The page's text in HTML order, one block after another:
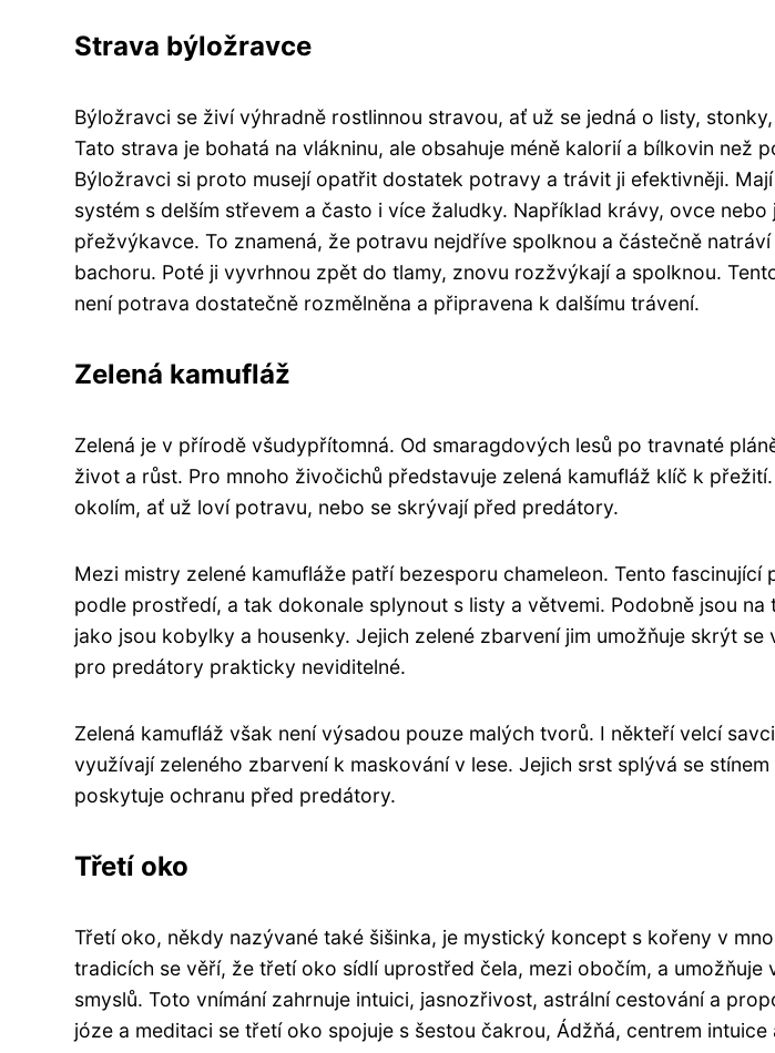
Strava býložravce
Býložravci se živí výhradně rostlinnou stravou, ať už se jedná o listy,
Tato strava je bohatá na vlákninu, ale obsahuje méně kalorií a bílkovin než
Býložravci si proto musejí opatřit dostatek potravy a trávit ji efektivněji.
systém s delším střevem a často i více žaludky. Například krávy, ovce nebo
přežvýkavce. To znamená, že potravu nejdříve spolknou a částečně
bachoru. Poté ji vyvrhnou zpět do tlamy, znovu rozžvýkají a spolknou.
není potrava dostatečně rozmělněna a připravena k dalšímu trávení.
Zelená kamufláž
Zelená je v přírodě všudypřítomná. Od smaragdových lesů po travnaté
život a růst. Pro mnoho živočichů představuje zelená kamufláž klíč k
okolím, ať už loví potravu, nebo se skrývají před predátory.
Mezi mistry zelené kamufláže patří bezesporu chameleon. Tento fascinující
podle prostředí, a tak dokonale splynout s listy a větvemi. Podobně jsou na
jako jsou kobylky a housenky. Jejich zelené zbarvení jim umožňuje skrýt se
pro predátory prakticky neviditelné.
Zelená kamufláž však není výsadou pouze malých tvorů. I někteří velcí
využívají zeleného zbarvení k maskování v lese. Jejich srst splývá se
poskytuje ochranu před predátory.
Třetí oko
Třetí oko, někdy nazývané také šišinka, je mystický koncept s kořeny v
tradicích se věří, že třetí oko sídlí uprostřed čela, mezi obočím, a umožňuje
smyslů. Toto vnímání zahrnuje intuici, jasnozřivost, astrální cestování a
józe a meditaci se třetí oko spojuje s šestou čakrou, Ádžňá, centrem intuice